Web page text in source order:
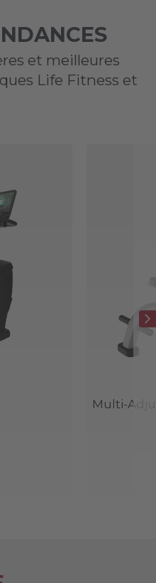
et meilleures
Life Fitness et
Multi-